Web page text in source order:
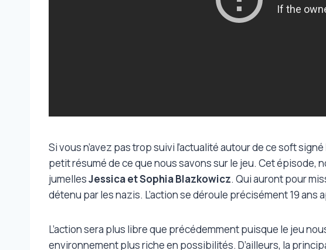
Si vous n’avez pas trop suivi l’actualité autour de ce soft signé
petit résumé de ce que nous savons sur le jeu. Cet
jumellesJessica et Sophia Blazkowicz. Qui auront pour
détenu par les nazis. L’action se déroule précisément 19
L’action sera plus libre que précédemment puisque le jeu
environnement plus riche en possibilités. D’ailleurs, la